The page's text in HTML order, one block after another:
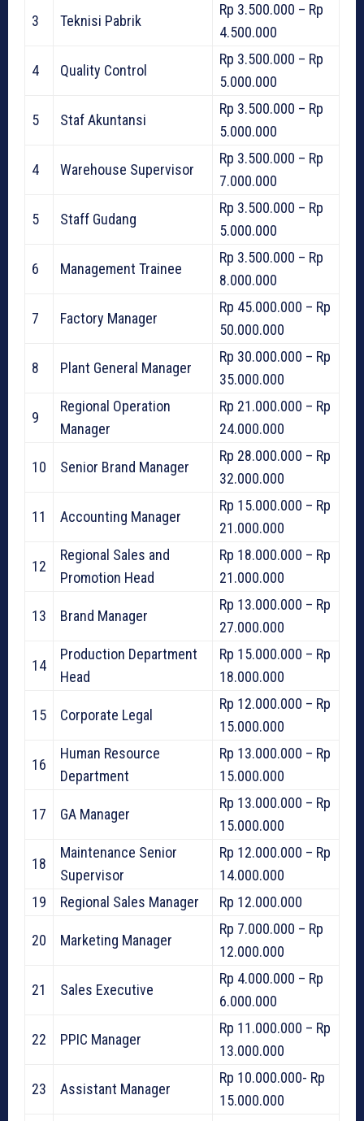
3 Teknisi Pabrik
Rp 3.500.000 – Rp
4.500.000
4 Quality Control
Rp 3.500.000 – Rp
5.000.000
5 Staf Akuntansi
Rp 3.500.000 – Rp
5.000.000
4 Warehouse Supervisor
Rp 3.500.000 – Rp
7.000.000
5 Staff Gudang
Rp 3.500.000 – Rp
5.000.000
6 Management Trainee
Rp 3.500.000 – Rp
8.000.000
7 Factory Manager
Rp 45.000.000 – Rp
50.000.000
8 Plant General Manager
Rp 30.000.000 – Rp
35.000.000
9
Regional Operation
Manager
Rp 21.000.000 – Rp
24.000.000
10 Senior Brand Manager
Rp 28.000.000 – Rp
32.000.000
11 Accounting Manager
Rp 15.000.000 – Rp
21.000.000
12
Regional Sales and
Promotion Head
Rp 18.000.000 – Rp
21.000.000
13 Brand Manager
Rp 13.000.000 – Rp
27.000.000
14
Production Department
Head
Rp 15.000.000 – Rp
18.000.000
15 Corporate Legal
Rp 12.000.000 – Rp
15.000.000
16
Human Resource
Department
Rp 13.000.000 – Rp
15.000.000
17 GA Manager
Rp 13.000.000 – Rp
15.000.000
18
Maintenance Senior
Supervisor
Rp 12.000.000 – Rp
14.000.000
19
Regional Sales Manager Rp 12.000.000
20 Marketing Manager
Rp 7.000.000 – Rp
12.000.000
21 Sales Executive
Rp 4.000.000 – Rp
6.000.000
22 PPIC Manager
Rp 11.000.000 – Rp
13.000.000
23 Assistant Manager
Rp 10.000.000- Rp
15.000.000